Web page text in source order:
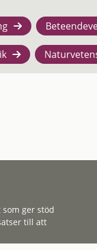
ger stöd
till att